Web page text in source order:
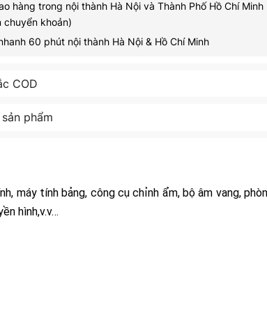
hàng trong nội thành Hà Nội và Thành Phố Hồ Chí Minh
chuyển khoản)
60 phút nội thành Hà Nội & Hồ Chí Minh
COD
phẩm
máy tính bảng, công cụ chỉnh ẩm, bộ âm vang,
hình,v.v…